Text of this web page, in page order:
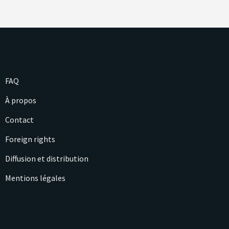
FAQ
À propos
Contact
Foreign rights
Diffusion et distribution
Mentions légales